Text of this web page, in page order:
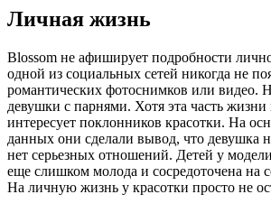
Личная жизнь
Blossom не афиширует подробности
одной из социальных сетей никогда не
романтических фотоснимков или видео.
девушки с парнями. Хотя эта часть
интересует поклонников красотки. На
данных они сделали вывод, что девушка
нет серьезных отношений. Детей у
еще слишком молода и сосредоточена на
На личную жизнь у красотки просто не